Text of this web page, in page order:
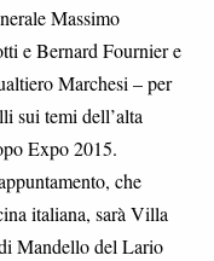
Massimo
e Bernard Fournier e
Marchesi – per
sui temi dell’alta
Expo 2015.
che
italiana, sarà Villa
Mandello del Lario